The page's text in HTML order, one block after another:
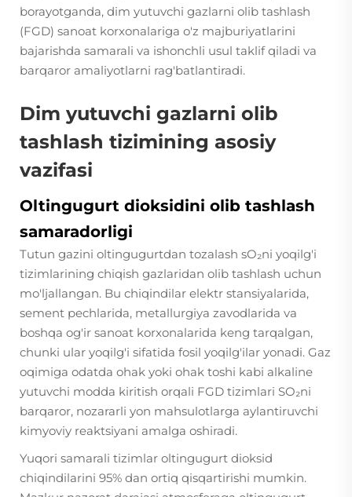
borayotganda, dim yutuvchi gazlarni olib tashlash
(FGD) sanoat korxonalariga o'z majburiyatlarini
bajarishda samarali va ishonchli usul taklif qiladi va
barqaror amaliyotlarni rag'batlantiradi.
Dim yutuvchi gazlarni olib
tashlash tizimining asosiy
vazifasi
Oltingugurt dioksidini olib tashlash
samaradorligi
Tutun gazini oltingugurtdan tozalash sO₂ni yoqilg'i
tizimlarining chiqish gazlaridan olib tashlash uchun
mo'ljallangan. Bu chiqindilar elektr stansiyalarida,
sement pechlarida, metallurgiya zavodlarida va
boshqa og'ir sanoat korxonalarida keng tarqalgan,
chunki ular yoqilg'i sifatida fosil yoqilg'ilar yonadi. Gaz
oqimiga odatda ohak yoki ohak toshi kabi alkaline
yutuvchi modda kiritish orqali FGD tizimlari SO₂ni
barqaror, nozararli yon mahsulotlarga aylantiruvchi
kimyoviy reaktsiyani amalga oshiradi.
Yuqori samarali tizimlar oltingugurt dioksid
chiqindilarini 95% dan ortiq qisqartirishi mumkin.